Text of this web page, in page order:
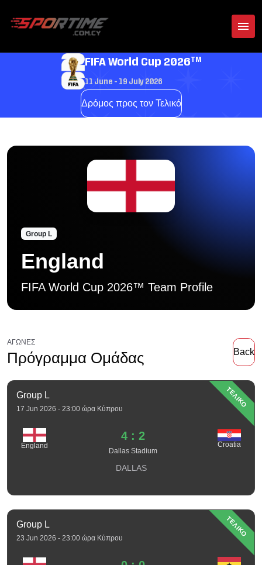
FIFA World Cup 2026TM
11 June - 19 July 2026
Δρόμος προς τον Τελικό
Group L
England
FIFA World Cup 2026™ Team Profile
ΑΓΏΝΕΣ
Πρόγραμμα Ομάδας Back
ΤΕΛΙΚΟ
Group L
17 Jun 2026 - 23:00 ώρα Κύπρου
England
4 : 2
Dallas Stadium
Croatia
DALLAS
ΤΕΛΙΚΟ
Group L
23 Jun 2026 - 23:00 ώρα Κύπρου